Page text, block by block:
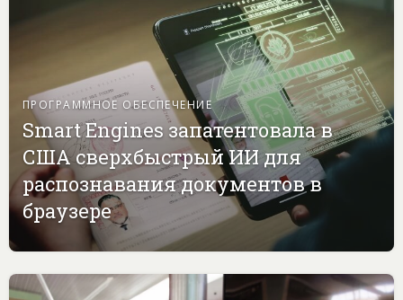
ПРОГРАММНОЕ ОБЕСПЕЧЕНИЕ
Smart Engines запатентовала в
США сверхбыстрый ИИ для
распознавания документов в
браузере